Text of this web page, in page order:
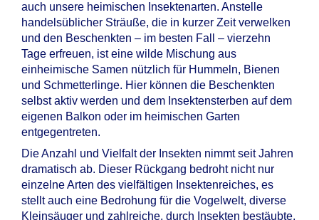
auch unsere heimischen Insektenarten. Anstelle
handelsüblicher Sträuße, die in kurzer Zeit verwelken
und den Beschenkten – im besten Fall – vierzehn
Tage erfreuen, ist eine wilde Mischung aus
einheimische Samen nützlich für Hummeln, Bienen
und Schmetterlinge. Hier können die Beschenkten
selbst aktiv werden und dem Insektensterben auf dem
eigenen Balkon oder im heimischen Garten
entgegentreten.
Die Anzahl und Vielfalt der Insekten nimmt seit Jahren
dramatisch ab. Dieser Rückgang bedroht nicht nur
einzelne Arten des vielfältigen Insektenreiches, es
stellt auch eine Bedrohung für die Vogelwelt, diverse
Kleinsäuger und zahlreiche, durch Insekten bestäubte,